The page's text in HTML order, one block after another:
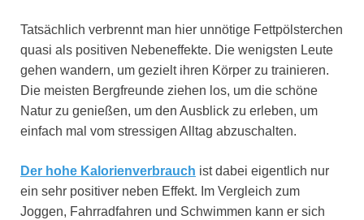
Tatsächlich verbrennt man hier unnötige Fettpölsterchen
quasi als positiven Nebeneffekte. Die wenigsten Leute
gehen wandern, um gezielt ihren Körper zu trainieren.
Die meisten Bergfreunde ziehen los, um die schöne
Natur zu genießen, um den Ausblick zu erleben, um
einfach mal vom stressigen Alltag abzuschalten.
Der hohe Kalorienverbrauch ist dabei eigentlich nur
ein sehr positiver neben Effekt. Im Vergleich zum
Joggen, Fahrradfahren und Schwimmen kann er sich